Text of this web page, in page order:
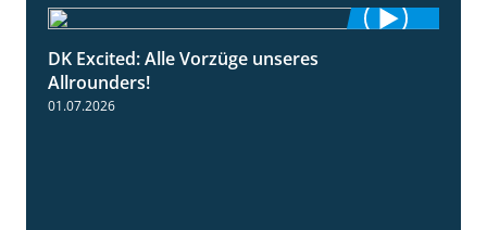
DK Excited: Alle Vorzüge unseres
Allrounders!
01.07.2026